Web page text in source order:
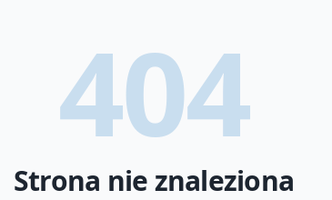
404
Strona nie znaleziona